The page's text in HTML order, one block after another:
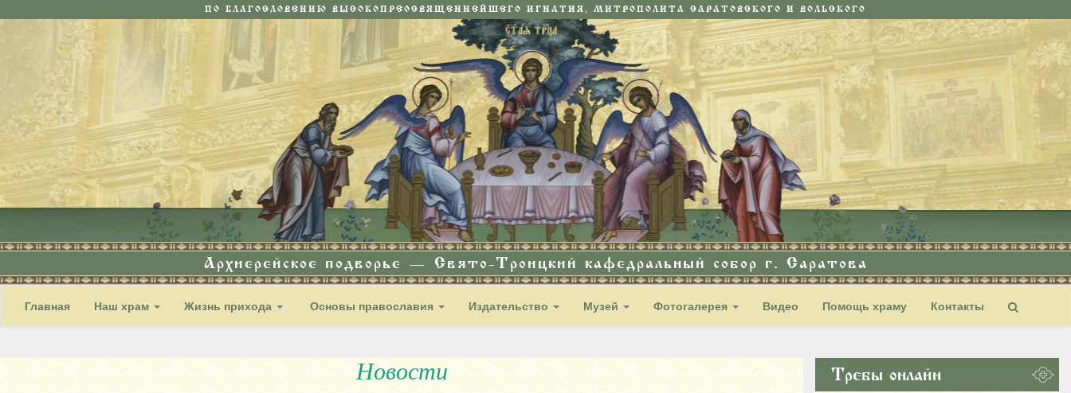
ПО БЛАГОСЛОВЕНИЮ ВЫСОКОПРЕОСВЯЩЕННЕЙШЕГО ИГНАТИЯ, МИТРОПОЛИТА САРАТОВСКОГО И ВОЛЬСКОГО
Архиерейское подворье — Свято-Троицкий кафедральный собор г. Саратова
Главная Наш храм Жизнь прихода Основы православия Издательство Музей Фотогалерея Видео Помощь храму Контакты
Новости Требы онлайн